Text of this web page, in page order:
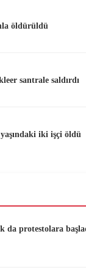
öldürüldü
santrale saldırdı
iki işçi öldü
da protestolara